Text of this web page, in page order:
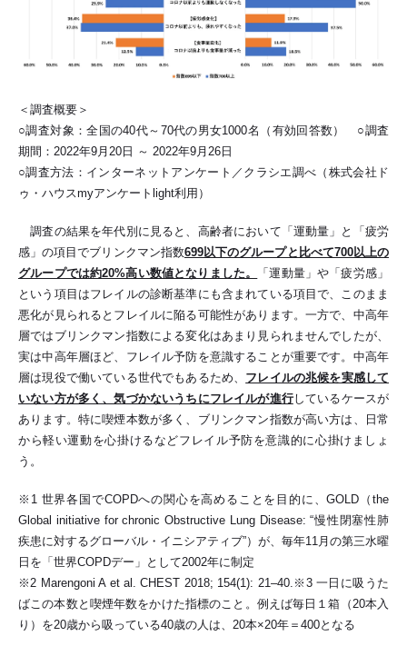
＜調査概要＞
○調査対象：全国の40代～70代の男女1000名（有効回答数） ○調査
期間：2022年9月20日 ～ 2022年9月26日
○調査方法：インターネットアンケート／クラシエ調べ（株式会社ド
ゥ・ハウスmyアンケートlight利用）
調査の結果を年代別に見ると、高齢者において「運動量」と「疲労
感」の項目でブリンクマン指数699以下のグループと比べて700以上の
グループでは約20%高い数値となりました。
「運動量」や「疲労感」
という項目はフレイルの診断基準にも含まれている項目で、このまま
悪化が見られるとフレイルに陥る可能性があります。一方で、中高年
層ではブリンクマン指数による変化はあまり見られませんでしたが、
実は中高年層ほど、フレイル予防を意識することが重要です。中高年
層は現役で働いている世代でもあるため、 フレイルの兆候を実感して
いない方が多く、気づかないうちにフレイルが進行しているケースが
あります。特に喫煙本数が多く、ブリンクマン指数が高い方は、日常
から軽い運動を心掛けるなどフレイル予防を意識的に心掛けましょ
う。
※1 世界各国でCOPDへの関心を高めることを目的に、GOLD（the
Global initiative for chronic Obstructive Lung Disease: “慢性閉塞性肺
疾患に対するグローバル・イニシアティブ”）が、毎年11月の第三水曜
日を「世界COPDデー」として2002年に制定
※2 Marengoni A et al. CHEST 2018; 154(1): 21–40.※3 一日に吸うた
ばこの本数と喫煙年数をかけた指標のこと。例えば毎日１箱（20本入
り）を20歳から吸っている40歳の人は、20本×20年＝400となる